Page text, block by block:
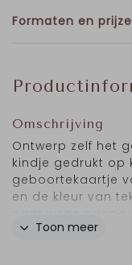
Formaten en
Omschrijving
Ontwerp zelf het
kindje gedrukt op
geboortekaartje
en de kleur van
bedrukt met
Toon meer